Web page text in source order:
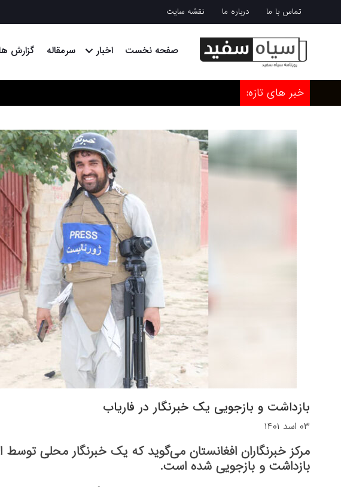
تماس با ما درباره ما نقشه سایت
صفحه نخست اخبار سرمقاله گزارش
خبر های تازه:
بازداشت و بازجویی یک خبرنگار در فاریاب
۰۳ اسد ۱۴۰۱
مرکز خبرنگاران افغانستان می‌گوید که یک خبرنگار محلی توسط
بازداشت و بازجویی شده است.